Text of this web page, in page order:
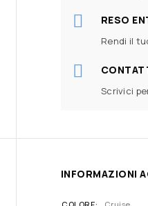
RESO
Rendi il
Scrivici
INFORMAZIONI